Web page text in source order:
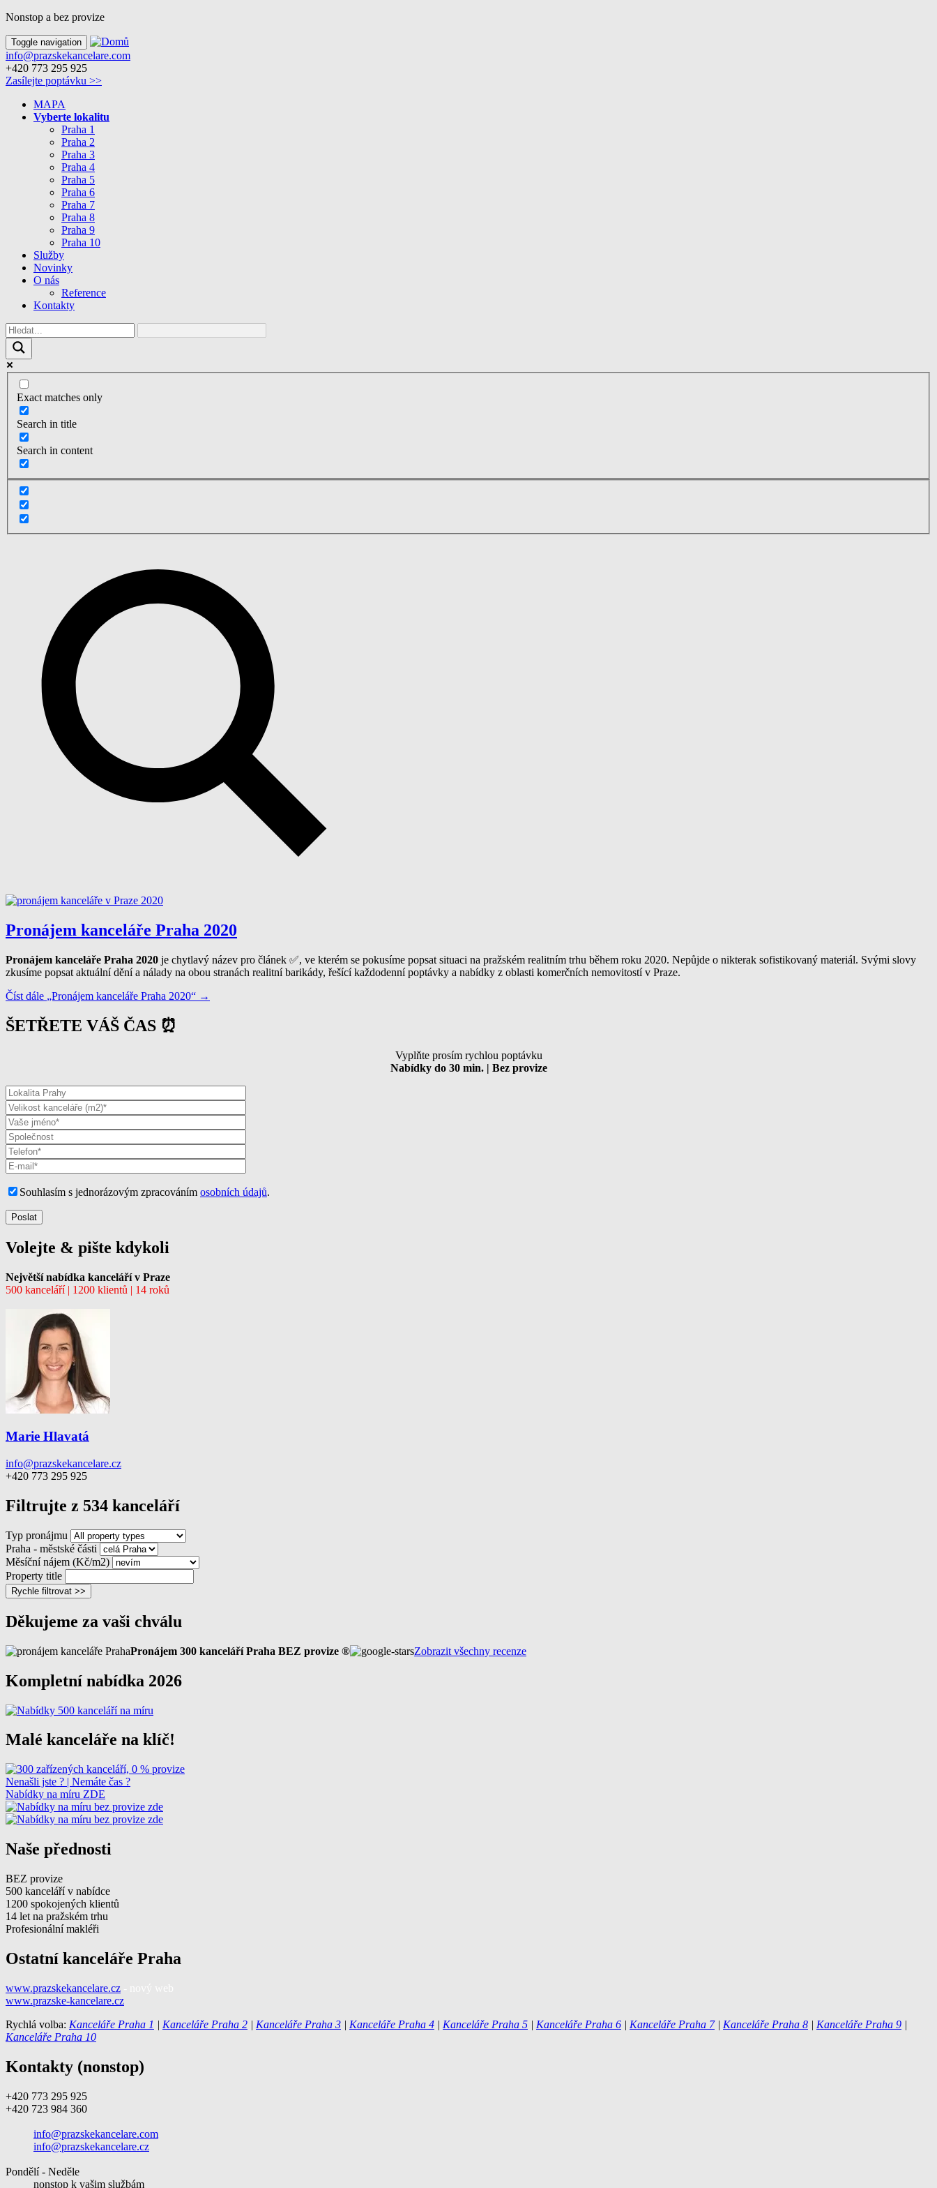
Nonstop a bez provize
Toggle navigation
info@prazskekancelare.com
+420 773 295 925
Zasílejte poptávku >>
MAPA
Vyberte lokalitu
Praha 1
Praha 2
Praha 3
Praha 4
Praha 5
Praha 6
Praha 7
Praha 8
Praha 9
Praha 10
Služby
Novinky
O nás
Reference
Kontakty
Exact matches only
Search in title
Search in content
Pronájem kanceláře Praha 2020
Pronájem kanceláře Praha 2020 je chytlavý název pro článek ✅, ve kterém se pokusíme popsat situaci na pražském realitním trhu během roku 2020. Nepůjde o nikterak sofistikovaný materiál. Svými slovy
zkusíme popsat aktuální dění a nálady na obou stranách realitní barikády, řešící každodenní poptávky a nabídky z oblasti komerčních nemovitostí v Praze.
Číst dále „Pronájem kanceláře Praha 2020“ →
ŠETŘETE VÁŠ ČAS ⏰
Vyplňte prosím rychlou poptávku
Nabídky do 30 min. | Bez provize
Souhlasím s jednorázovým zpracováním osobních údajů.
Volejte & pište kdykoli
Největší nabídka kanceláří v Praze
500 kanceláří | 1200 klientů | 14 roků
Marie Hlavatá
info@prazskekancelare.cz
+420 773 295 925
Filtrujte z 534 kanceláří
Typ pronájmu
Praha - městské části
Měsíční nájem (Kč/m2)
Property title
Rychle filtrovat >>
Děkujeme za vaši chválu
Pronájem 300 kanceláří Praha BEZ provize ® Zobrazit všechny recenze
Kompletní nabídka 2026
Malé kanceláře na klíč!
Nenašli jste ? | Nemáte čas ?
Nabídky na míru ZDE
Naše přednosti
BEZ provize
500 kanceláří v nabídce
1200 spokojených klientů
14 let na pražském trhu
Profesionální makléři
Ostatní kanceláře Praha
www.prazskekancelare.cz
www.prazske-kancelare.cz
Rychlá volba: Kanceláře Praha 1 | Kanceláře Praha 2 | Kanceláře Praha 3 | Kanceláře Praha 4 | Kanceláře Praha 5 | Kanceláře Praha 6 | Kanceláře Praha 7| Kanceláře Praha 8 | Kanceláře Praha 9 |
Kanceláře Praha 10
Kontakty (nonstop)
+420 773 295 925
+420 723 984 360
info@prazskekancelare.com
info@prazskekancelare.cz
Pondělí - Neděle
nonstop k vašim službám